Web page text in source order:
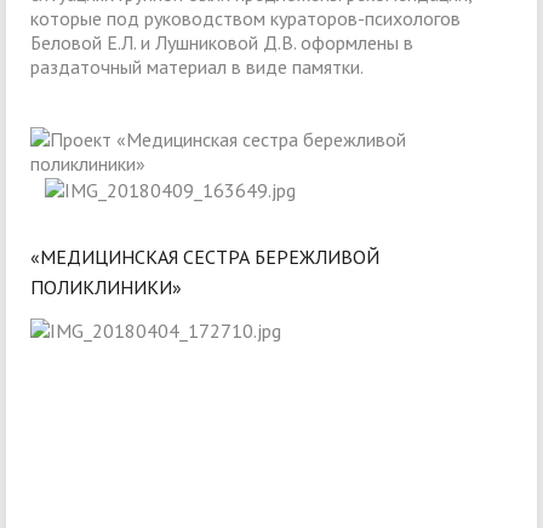
которые под руководством кураторов-психологов
Беловой Е.Л. и Лушниковой Д.В. оформлены в
раздаточный материал в виде памятки.
«МЕДИЦИНСКАЯ СЕСТРА БЕРЕЖЛИВОЙ
ПОЛИКЛИНИКИ»